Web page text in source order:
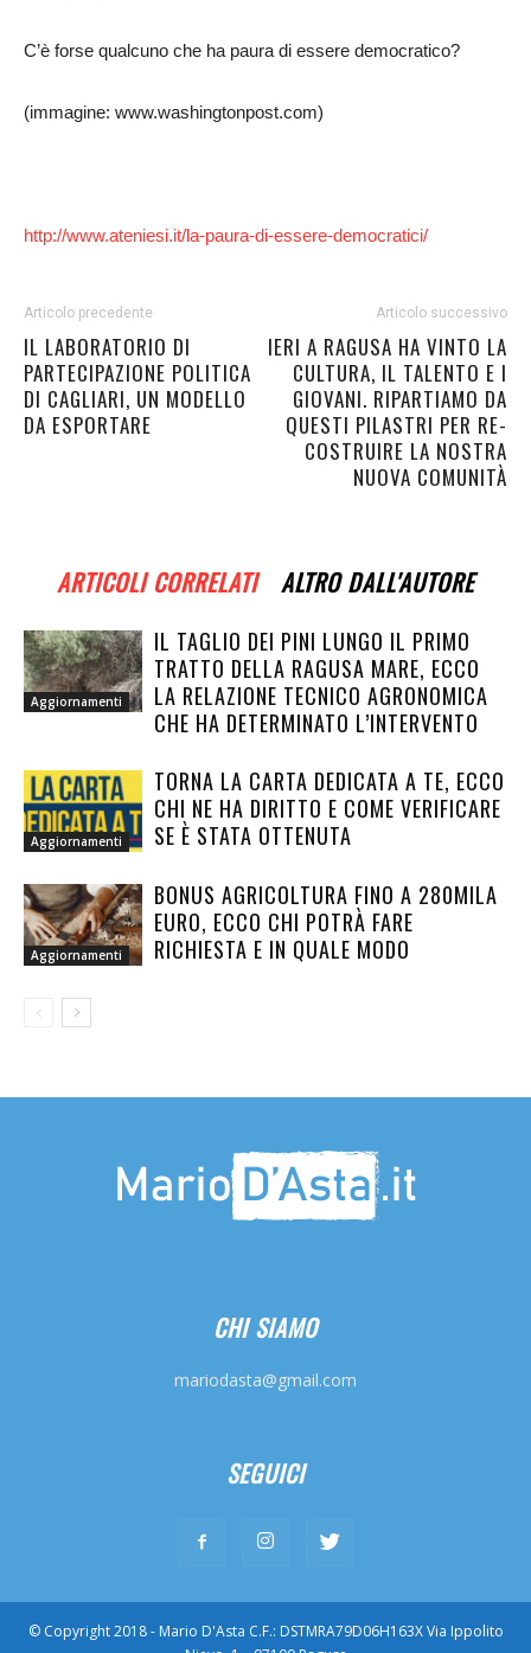
C’è forse qualcuno che ha paura di essere democratico?
(immagine: www.washingtonpost.com)
http://www.ateniesi.it/la-paura-di-essere-democratici/
Articolo precedente
IL LABORATORIO DI
PARTECIPAZIONE POLITICA
DI CAGLIARI, UN MODELLO
DA ESPORTARE
Articolo successivo
IERI A RAGUSA HA VINTO LA
CULTURA, IL TALENTO E I
GIOVANI. RIPARTIAMO DA
QUESTI PILASTRI PER RE-
COSTRUIRE LA NOSTRA
NUOVA COMUNITÀ
ARTICOLI CORRELATI ALTRO DALL'AUTORE
Aggiornamenti
IL TAGLIO DEI PINI LUNGO IL PRIMO
TRATTO DELLA RAGUSA MARE, ECCO
LA RELAZIONE TECNICO AGRONOMICA
CHE HA DETERMINATO L’INTERVENTO
Aggiornamenti
TORNA LA CARTA DEDICATA A TE, ECCO
CHI NE HA DIRITTO E COME VERIFICARE
SE È STATA OTTENUTA
Aggiornamenti
BONUS AGRICOLTURA FINO A 280MILA
EURO, ECCO CHI POTRÀ FARE
RICHIESTA E IN QUALE MODO
CHI SIAMO
mariodasta@gmail.com
SEGUICI
© Copyright 2018 - Mario D'Asta C.F.: DSTMRA79D06H163X Via Ippolito